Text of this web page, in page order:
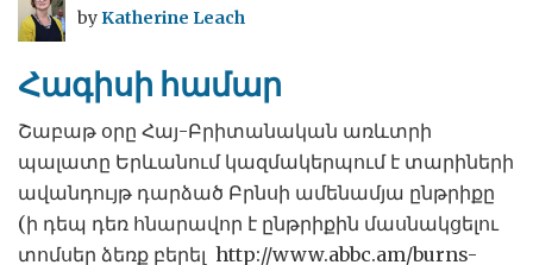
ավելի
լավ`
ինչպես
Լոնդոնի
մետրոն
byKatherine Leach
Հագիսի համար
Շաբաթ օրը Հայ-Բրիտանական առևտրի
պալատը Երևանում կազմակերպում է տարիների
ավանդույթ դարձած Բրնսի ամենամյա ընթրիքը
(ի դեպ դեռ հնարավոր է ընթրիքին մասնակցելու
տոմսեր ձեռք բերել http://www.abbc.am/burns-